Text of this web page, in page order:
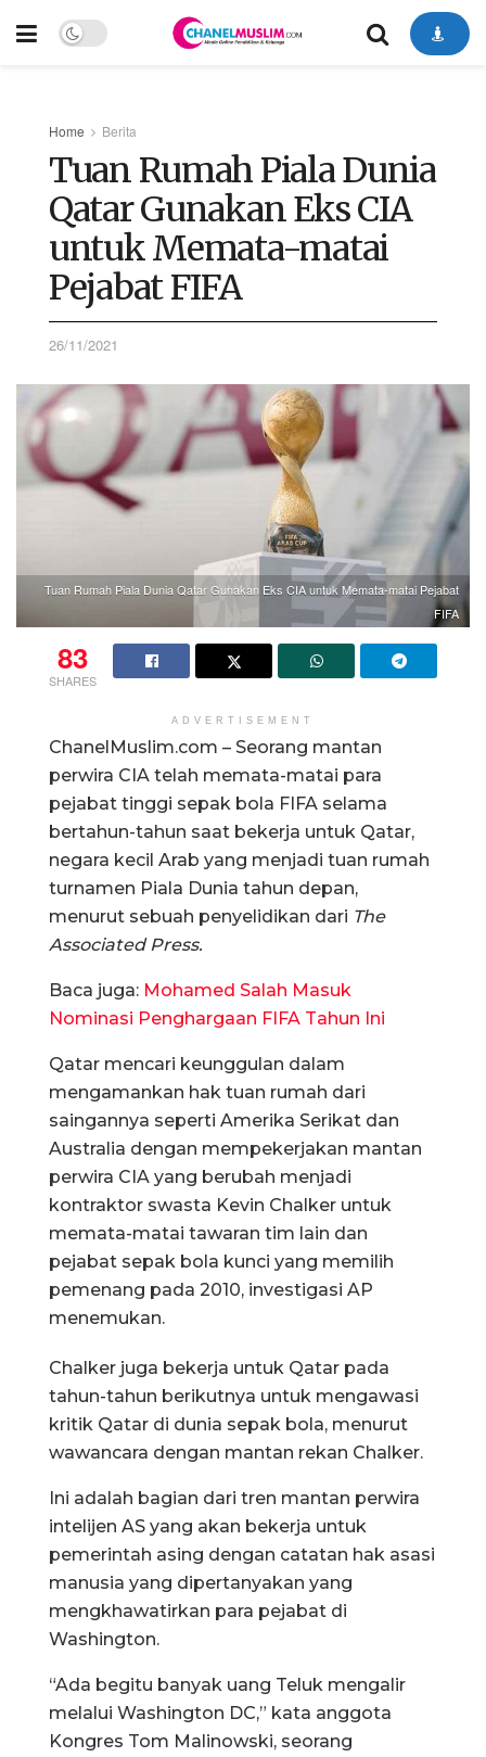
Home Berita
Tuan Rumah Piala Dunia
Qatar Gunakan Eks CIA
untuk Memata-matai
Pejabat FIFA
26/11/2021
Tuan Rumah Piala Dunia Qatar Gunakan Eks CIA untuk Memata-matai Pejabat
FIFA
83
SHARES
ADVERTISEMENT
ChanelMuslim.com – Seorang mantan
perwira CIA telah memata-matai para
pejabat tinggi sepak bola FIFA selama
bertahun-tahun saat bekerja untuk Qatar,
negara kecil Arab yang menjadi tuan rumah
turnamen Piala Dunia tahun depan,
menurut sebuah penyelidikan dari The
Associated Press.
Baca juga: Mohamed Salah Masuk
Nominasi Penghargaan FIFA Tahun Ini
Qatar mencari keunggulan dalam
mengamankan hak tuan rumah dari
saingannya seperti Amerika Serikat dan
Australia dengan mempekerjakan mantan
perwira CIA yang berubah menjadi
kontraktor swasta Kevin Chalker untuk
memata-matai tawaran tim lain dan
pejabat sepak bola kunci yang memilih
pemenang pada 2010, investigasi AP
menemukan.
Chalker juga bekerja untuk Qatar pada
tahun-tahun berikutnya untuk mengawasi
kritik Qatar di dunia sepak bola, menurut
wawancara dengan mantan rekan Chalker.
Ini adalah bagian dari tren mantan perwira
intelijen AS yang akan bekerja untuk
pemerintah asing dengan catatan hak asasi
manusia yang dipertanyakan yang
mengkhawatirkan para pejabat di
Washington.
“Ada begitu banyak uang Teluk mengalir
melalui Washington DC,” kata anggota
Kongres Tom Malinowski, seorang